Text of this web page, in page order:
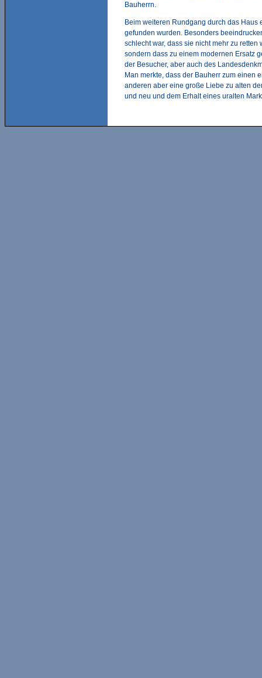
Bauherrn.
Beim weiteren Rundgang durch das
gefunden wurden. Besonders
schlecht war, dass sie nicht mehr zu
sondern dass zu einem modernen Ersatz
der Besucher, aber auch des
Man merkte, dass der Bauherr zum einen
anderen aber eine große Liebe zu alten
und neu und dem Erhalt eines uralten